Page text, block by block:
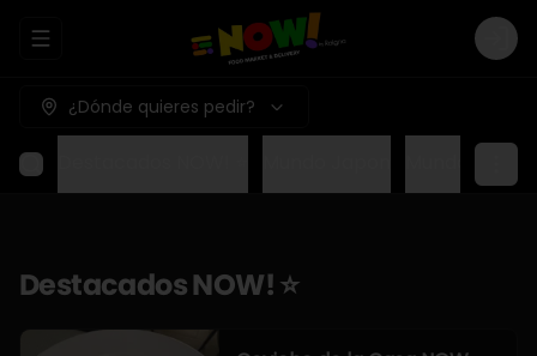
Abrir menu de navegación Login
¿Dónde quieres pedir?
Destacados NOW! ⭐